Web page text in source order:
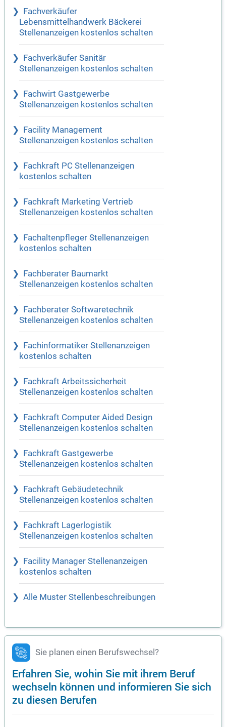
Fachverkäufer
Lebensmittelhandwerk Bäckerei
Stellenanzeigen kostenlos schalten
Fachverkäufer Sanitär
Stellenanzeigen kostenlos schalten
Fachwirt Gastgewerbe
Stellenanzeigen kostenlos schalten
Facility Management
Stellenanzeigen kostenlos schalten
Fachkraft PC Stellenanzeigen
kostenlos schalten
Fachkraft Marketing Vertrieb
Stellenanzeigen kostenlos schalten
Fachaltenpfleger Stellenanzeigen
kostenlos schalten
Fachberater Baumarkt
Stellenanzeigen kostenlos schalten
Fachberater Softwaretechnik
Stellenanzeigen kostenlos schalten
Fachinformatiker Stellenanzeigen
kostenlos schalten
Fachkraft Arbeitssicherheit
Stellenanzeigen kostenlos schalten
Fachkraft Computer Aided Design
Stellenanzeigen kostenlos schalten
Fachkraft Gastgewerbe
Stellenanzeigen kostenlos schalten
Fachkraft Gebäudetechnik
Stellenanzeigen kostenlos schalten
Fachkraft Lagerlogistik
Stellenanzeigen kostenlos schalten
Facility Manager Stellenanzeigen
kostenlos schalten
Alle Muster Stellenbeschreibungen
Sie planen einen Berufswechsel?
Erfahren Sie, wohin Sie mit ihrem Beruf
wechseln können und informieren Sie sich
zu diesen Berufen